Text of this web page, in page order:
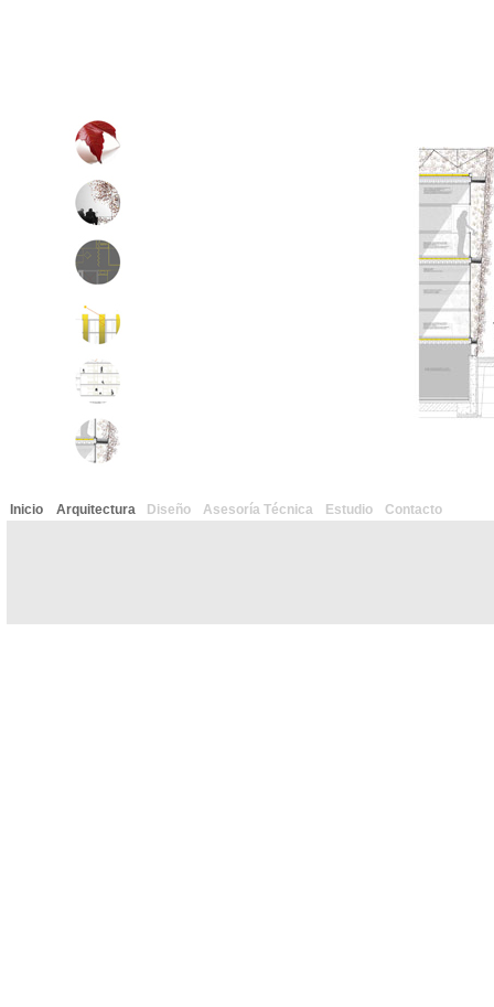
Inicio Arquitectura Diseño Asesoría Técnica Estudio Contacto